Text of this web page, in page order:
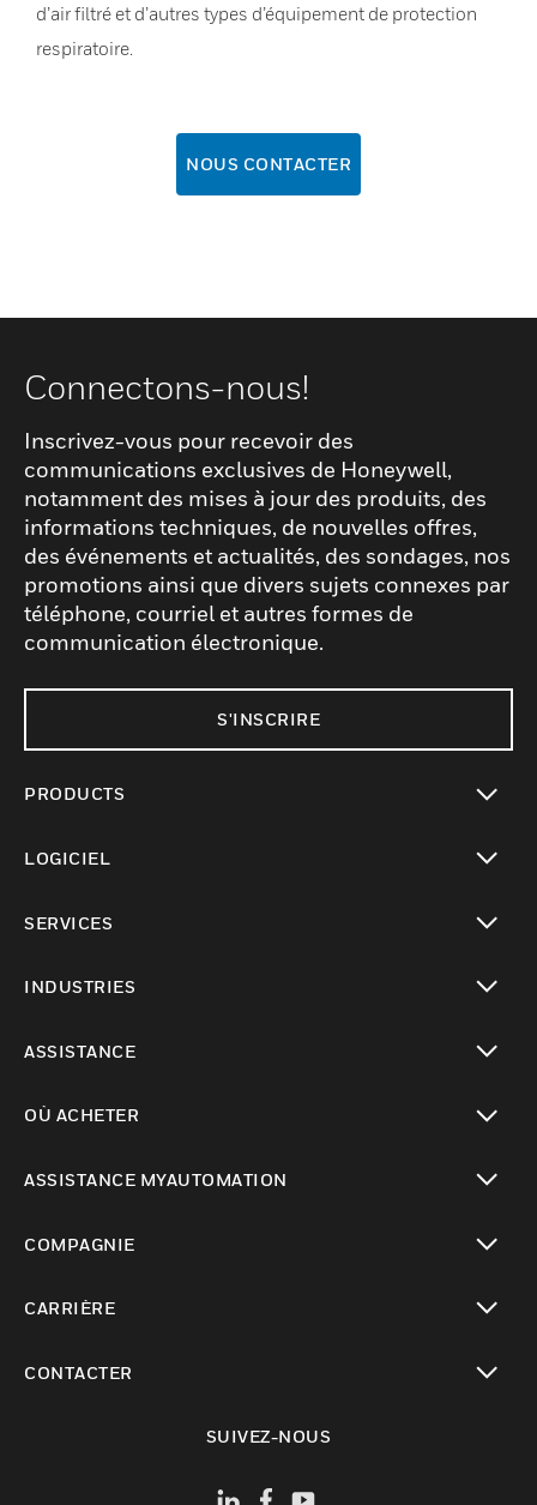
d’air filtré et d’autres types d’équipement de protection
respiratoire.
NOUS CONTACTER
Connectons-nous!
Inscrivez-vous pour recevoir des
communications exclusives de Honeywell,
notamment des mises à jour des produits, des
informations techniques, de nouvelles offres,
des événements et actualités, des sondages, nos
promotions ainsi que divers sujets connexes par
téléphone, courriel et autres formes de
communication électronique.
S'INSCRIRE
PRODUCTS
LOGICIEL
SERVICES
INDUSTRIES
ASSISTANCE
OÙ ACHETER
ASSISTANCE MYAUTOMATION
COMPAGNIE
CARRIÈRE
CONTACTER
SUIVEZ-NOUS